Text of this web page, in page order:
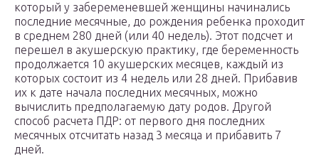
который у забеременевшей женщины начинались
последние месячные, до рождения ребенка проходит
в среднем 280 дней (или 40 недель). Этот подсчет и
перешел в акушерскую практику, где беременность
продолжается 10 акушерских месяцев, каждый из
которых состоит из 4 недель или 28 дней. Прибавив
их к дате начала последних месячных, можно
вычислить предполагаемую дату родов. Другой
способ расчета ПДР: от первого дня последних
месячных отсчитать назад 3 месяца и прибавить 7
дней.